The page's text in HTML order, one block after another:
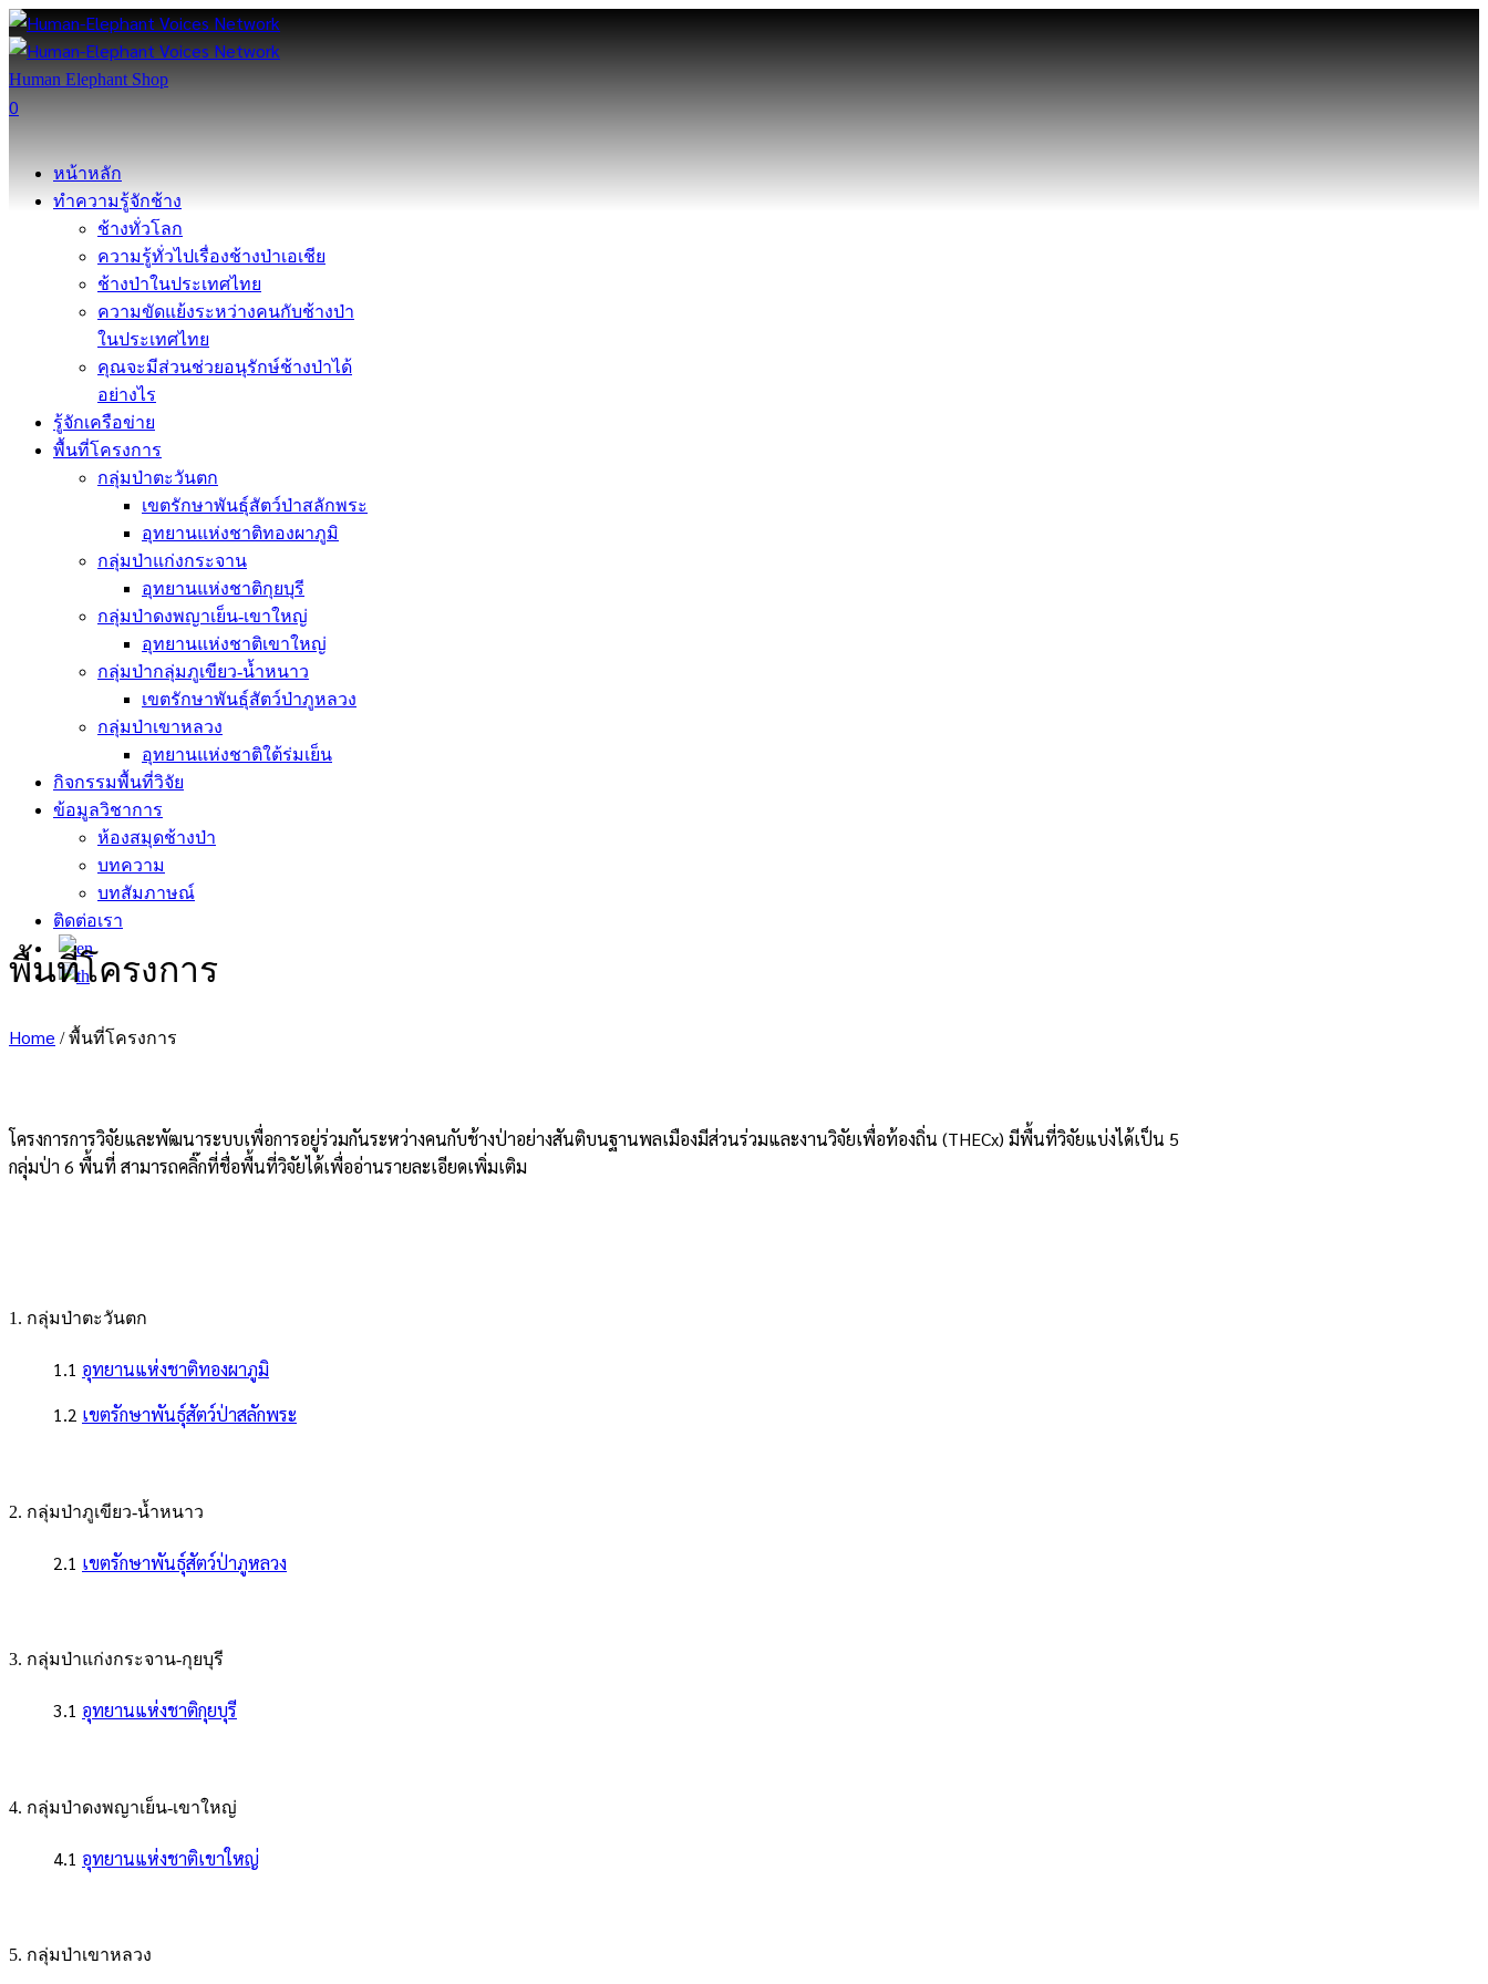
Human Elephant Shop
0
หน้าหลัก
ทำความรู้จักช้าง
ช้างทั่วโลก
ความรู้ทั่วไปเรื่องช้างป่าเอเชีย
ช้างป่าในประเทศไทย
ความขัดแย้งระหว่างคนกับช้างป่า
ในประเทศไทย
คุณจะมีส่วนช่วยอนุรักษ์ช้างป่าได้
อย่างไร
รู้จักเครือข่าย
พื้นที่โครงการ
กลุ่มป่าตะวันตก
เขตรักษาพันธุ์สัตว์ป่าสลักพระ
อุทยานแห่งชาติทองผาภูมิ
กลุ่มป่าแก่งกระจาน
อุทยานแห่งชาติกุยบุรี
กลุ่มป่าดงพญาเย็น-เขาใหญ่
อุทยานแห่งชาติเขาใหญ่
กลุ่มป่ากลุ่มภูเขียว-น้ำหนาว
เขตรักษาพันธุ์สัตว์ป่าภูหลวง
กลุ่มป่าเขาหลวง
อุทยานแห่งชาติใต้ร่มเย็น
กิจกรรมพื้นที่วิจัย
ข้อมูลวิชาการ
ห้องสมุดช้างป่า
บทความ
บทสัมภาษณ์
ติดต่อเรา
พื้นที่โครงการ
Home /พื้นที่โครงการ
โครงการการวิจัยและพัฒนาระบบเพื่อการอยู่ร่วมกันระหว่างคนกับช้างป่าอย่างสันติบนฐานพลเมืองมีส่วนร่วมและงานวิจัยเพื่อท้องถิ่น (THECx) มีพื้นที่วิจัยแบ่งได้เป็น 5
กลุ่มป่า 6 พื้นที่ สามารถคลิ๊กที่ชื่อพื้นที่วิจัยได้เพื่ออ่านรายละเอียดเพิ่มเติม
1. กลุ่มป่าตะวันตก
1.1 อุทยานแห่งชาติทองผาภูมิ
1.2 เขตรักษาพันธุ์สัตว์ป่าสลักพระ
2. กลุ่มป่าภูเขียว-น้ำหนาว
2.1 เขตรักษาพันธุ์สัตว์ป่าภูหลวง
3. กลุ่มป่าแก่งกระจาน-กุยบุรี
3.1 อุทยานแห่งชาติกุยบุรี
4. กลุ่มป่าดงพญาเย็น-เขาใหญ่
4.1 อุทยานแห่งชาติเขาใหญ่
5. กลุ่มป่าเขาหลวง